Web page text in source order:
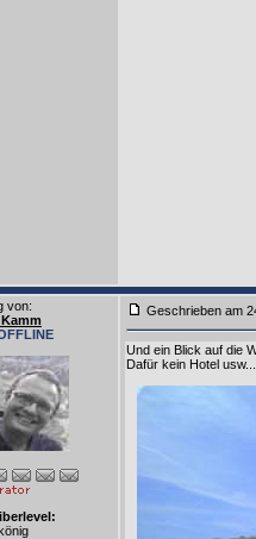
von:
Geschrieben
Und ein Blick auf die
Dafür kein Hotel usw...